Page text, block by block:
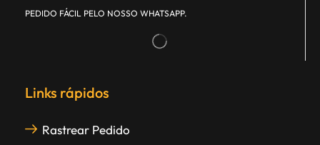
PEDIDO FÁCIL PELO NOSSO WHATSAPP.
Links rápidos
Rastrear Pedido